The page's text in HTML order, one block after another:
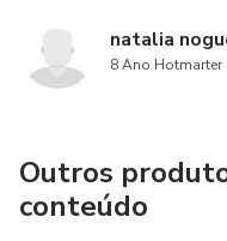
natalia
8 Ano Hotmarter
Outros
conteúdo